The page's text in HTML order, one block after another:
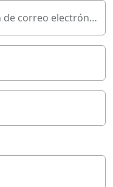
Vuelva a introducir su dirección de correo electrónico